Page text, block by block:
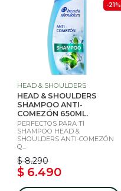
-21%
HEAD & SHOULDERS
HEAD & SHOULDERS
SHAMPOO ANTI-
COMEZÓN 650ML.
PERFECTOS PARA TI
SHAMPOO HEAD &
SHOULDERS ANTI-COMEZÓN
Q...
$ 8.290
$ 6.490